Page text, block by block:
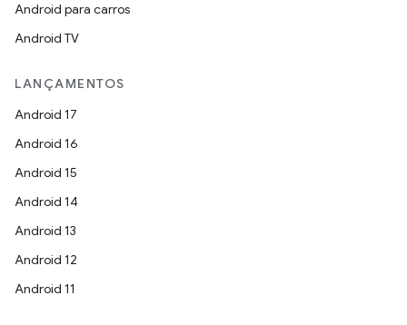
Android para carros
Android TV
LANÇAMENTOS
Android 17
Android 16
Android 15
Android 14
Android 13
Android 12
Android 11